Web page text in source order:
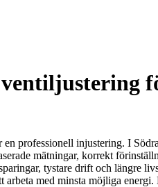
professionell injustering. I
mätningar, korrekt
tystare drift och längre
med minsta möjliga